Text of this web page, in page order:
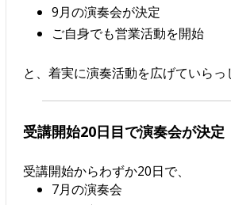
9月の演奏会が決定
ご自身でも営業活動を開始
と、着実に演奏活動を広げていらっ
受講開始20日目で演奏会が決定
受講開始からわずか20日で、
7月の演奏会